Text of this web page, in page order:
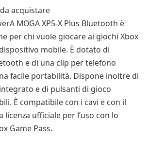
acquistare
MOGA XP5-X Plus Bluetooth è
per chi vuole giocare ai giochi Xbox
mobile. È dotato di
e di una clip per telefono
facile portabilità. Dispone inoltre di
e di pulsanti di gioco
È compatibile con i cavi e con il
licenza ufficiale per l’uso con lo
Game Pass.